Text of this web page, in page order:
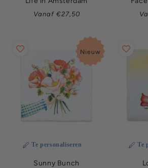
Normale
Vanaf €27,50
Nieuw
Te personaliseren
Sunny Bunch
Te